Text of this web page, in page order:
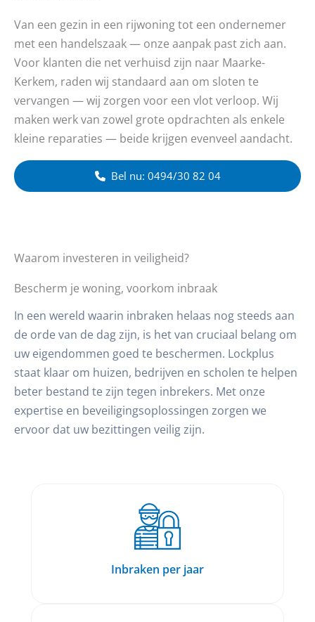
Van een gezin in een rijwoning tot een ondernemer
met een handelszaak — onze aanpak past zich aan.
Voor klanten die net verhuisd zijn naar Maarke-
Kerkem, raden wij standaard aan om sloten te
vervangen — wij zorgen voor een vlot verloop. Wij
maken werk van zowel grote opdrachten als enkele
kleine reparaties — beide krijgen evenveel aandacht.
Bel nu: 0494/30 82 04
Waarom investeren in veiligheid?
Bescherm je woning, voorkom inbraak
In een wereld waarin inbraken helaas nog steeds aan
de orde van de dag zijn, is het van cruciaal belang om
uw eigendommen goed te beschermen. Lockplus
staat klaar om huizen, bedrijven en scholen te helpen
beter bestand te zijn tegen inbrekers. Met onze
expertise en beveiligingsoplossingen zorgen we
ervoor dat uw bezittingen veilig zijn.
Inbraken per jaar